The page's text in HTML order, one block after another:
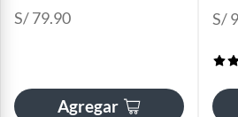
S/ 79.90
Agregar
S/